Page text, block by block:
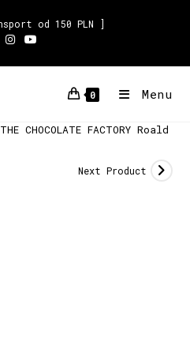
od 150 PLN ]
0 Menu
CHOCOLATE FACTORY Roald
Next Product